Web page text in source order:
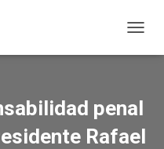
penal
Rafael